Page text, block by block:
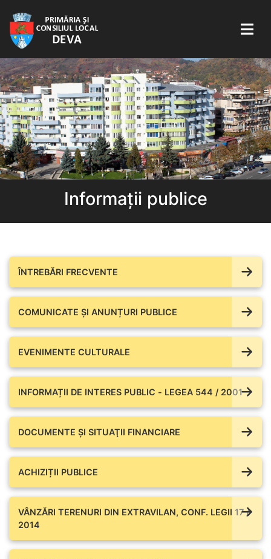
Informații publice
ÎNTREBĂRI FRECVENTE
COMUNICATE ŞI ANUNȚURI PUBLICE
EVENIMENTE CULTURALE
INFORMAȚII DE INTERES PUBLIC - LEGEA 544 / 2001
DOCUMENTE ŞI SITUAŢII FINANCIARE
ACHIZIȚII PUBLICE
VÂNZĂRI TERENURI DIN EXTRAVILAN, CONF. LEGII 17 /
2014